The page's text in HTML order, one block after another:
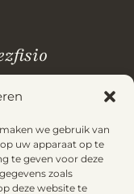
we gebruik van
uw apparaat op te
te geven voor deze
zoals
deze website te
vragen.